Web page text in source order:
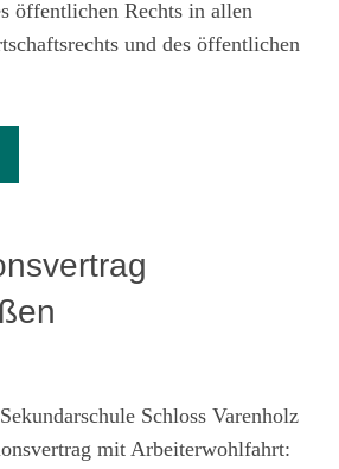
öffentlichen Rechts in allen
und des öffentlichen
Schloss Varenholz
mit Arbeiterwohlfahrt: